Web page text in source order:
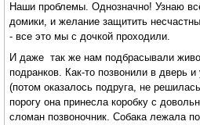
Наши проблемы. Однозначно! Узнаю
домики, и желание защитить
- все это мы с дочкой проходили.
И даже так же нам подбрасывали
подранков. Как-то позвонили в дверь
(потом оказалось подруга, не
порогу она принесла коробку с
сломан позвоночник. Собака лежала